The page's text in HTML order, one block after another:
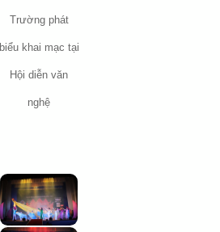
Trường phát
biểu khai mạc tại
Hội diễn văn
nghệ